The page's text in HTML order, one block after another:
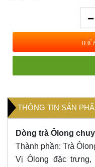
THÔNG TIN SẢN
Dòng trà Ôlong
Thành phần: Trà
Vị Ôlong đặc